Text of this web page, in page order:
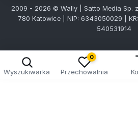
2009 - 2026 © Wally | Satto Media Sp.
780 Katowice | NIP: 6343050029 |
540531914
Wyszukiwarka
0
Przechowalnia